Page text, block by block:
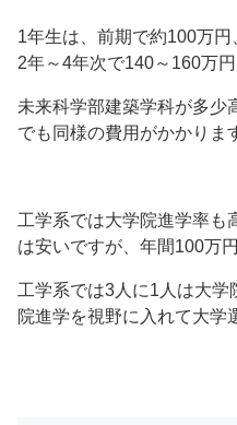
1年生は、前期で約100万円
2年～4年次で140～160万円
未来科学部建築学科が多少
でも同様の費用がかかりま
工学系では大学院進学率も
は安いですが、年間100万
工学系では3人に1人は大
院進学を視野に入れて大学